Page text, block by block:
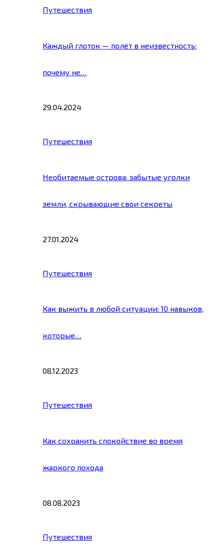
Путешествия
Каждый глоток — полёт в неизвестность:
почему не…
29.04.2024
Путешествия
Необитаемые острова: забытые уголки
земли, скрывающие свои секреты
27.01.2024
Путешествия
Как выжить в любой ситуации: 10 навыков,
которые…
08.12.2023
Путешествия
Как сохранить спокойствие во время
жаркого похода
08.08.2023
Путешествия